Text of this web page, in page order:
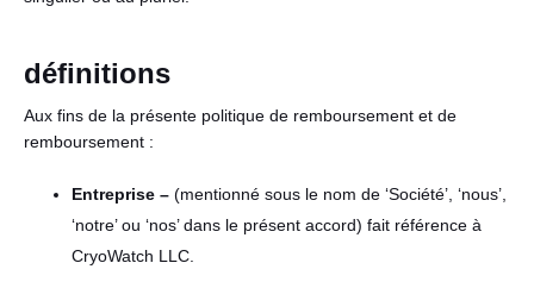
définitions
Aux fins de la présente politique de remboursement et de
remboursement :
Entreprise – (mentionné sous le nom de ‘Société’, ‘nous’,
‘notre’ ou ‘nos’ dans le présent accord) fait référence à
CryoWatch LLC.